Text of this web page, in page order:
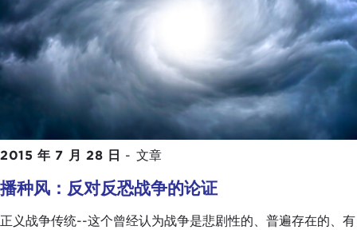
2015 年 7 月 28 日 - 文章
播种风：反对反恐战争的论证
正义战争传统--这个曾经认为战争是悲剧性的、普遍存在的、有